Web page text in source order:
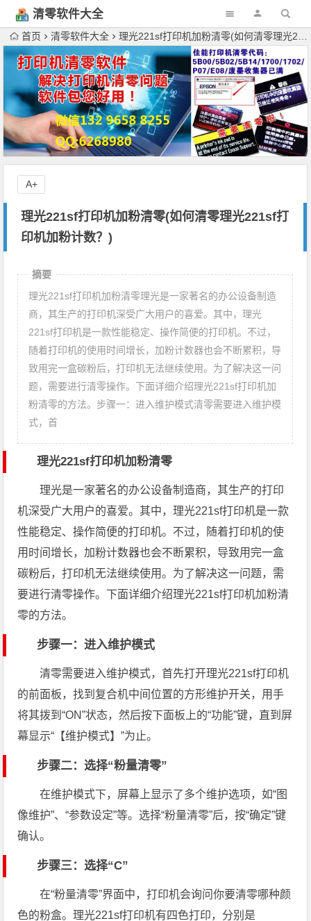
清零软件大全
下载
首页 清零软件大全 理光221sf打印机加粉清零(如何清零理光221sf打印机加粉计数？)
理光221sf打印机加粉清零(如何清零理光221sf打
印机加粉计数？)
A+
摘要
理光221sf打印机加粉清零理光是一家著名的办公设备制造
商，其生产的打印机深受广大用户的喜爱。其中，理光
221sf打印机是一款性能稳定、操作简便的打印机。不过，
随着打印机的使用时间增长，加粉计数器也会不断累积，导
致用完一盒碳粉后，打印机无法继续使用。为了解决这一问
题，需要进行清零操作。下面详细介绍理光221sf打印机加
粉清零的方法。步骤一：进入维护模式清零需要进入维护模
式，首
理光221sf打印机加粉清零
理光是一家著名的办公设备制造商，其生产的打印
机深受广大用户的喜爱。其中，理光221sf打印机是一款
性能稳定、操作简便的打印机。不过，随着打印机的使
用时间增长，加粉计数器也会不断累积，导致用完一盒
碳粉后，打印机无法继续使用。为了解决这一问题，需
要进行清零操作。下面详细介绍理光221sf打印机加粉清
零的方法。
步骤一：进入维护模式
清零需要进入维护模式，首先打开理光221sf打印机
的前面板，找到复合机中间位置的方形维护开关，用手
将其拨到“ON”状态，然后按下面板上的“功能”键，直到屏
幕显示“【维护模式】”为止。
步骤二：选择“粉量清零”
在维护模式下，屏幕上显示了多个维护选项，如“图
像维护”、“参数设定”等。选择“粉量清零”后，按“确定”键
确认。
步骤三：选择“C”
在“粉量清零”界面中，打印机会询问你要清零哪种颜
色的粉盒。理光221sf打印机有四色打印，分别是